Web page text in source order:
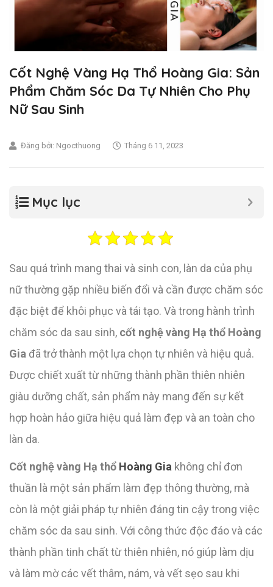
Cốt Nghệ Vàng Hạ Thổ Hoàng Gia: Sản
Phẩm Chăm Sóc Da Tự Nhiên Cho Phụ
Nữ Sau Sinh
Đăng bởi: Ngocthuong Tháng 6 11, 2023
Mục lục
Sau quá trình mang thai và sinh con, làn da của phụ
nữ thường gặp nhiều biến đổi và cần được chăm sóc
đặc biệt để khôi phục và tái tạo. Và trong hành trình
chăm sóc da sau sinh, cốt nghệ vàng Hạ thổ Hoàng
Gia đã trở thành một lựa chọn tự nhiên và hiệu quả.
Được chiết xuất từ những thành phần thiên nhiên
giàu dưỡng chất, sản phẩm này mang đến sự kết
hợp hoàn hảo giữa hiệu quả làm đẹp và an toàn cho
làn da.
Cốt nghệ vàng Hạ thổ Hoàng Gia không chỉ đơn
thuần là một sản phẩm làm đẹp thông thường, mà
còn là một giải pháp tự nhiên đáng tin cậy trong việc
chăm sóc da sau sinh. Với công thức độc đáo và các
thành phần tinh chất từ thiên nhiên, nó giúp làm dịu
và làm mờ các vết thâm, nám, và vết sẹo sau khi